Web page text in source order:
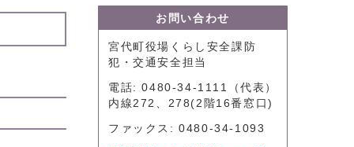
お問い合わせ
宮代町役場くらし安全課防
犯・交通安全担当
電話: 0480-34-1111（代表）
内線272、278(2階16番窓口)
ファックス: 0480-34-1093